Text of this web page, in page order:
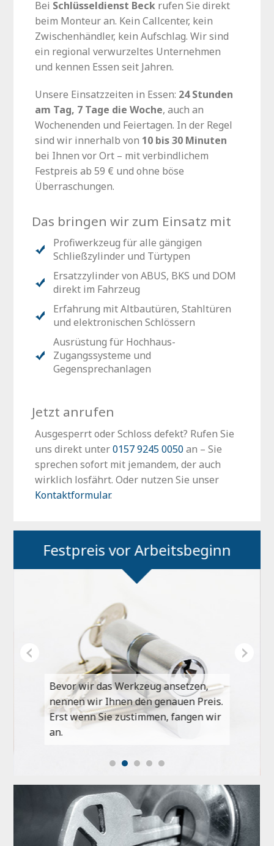
Bei Schlüsseldienst Beck rufen Sie direkt
beim Monteur an. Kein Callcenter, kein
Zwischenhändler, kein Aufschlag. Wir sind
ein regional verwurzeltes Unternehmen
und kennen Essen seit Jahren.
Unsere Einsatzzeiten in Essen: 24 Stunden
am Tag, 7 Tage die Woche, auch an
Wochenenden und Feiertagen. In der Regel
sind wir innerhalb von 10 bis 30 Minuten
bei Ihnen vor Ort – mit verbindlichem
Festpreis ab 59 € und ohne böse
Überraschungen.
Das bringen wir zum Einsatz mit
Profiwerkzeug für alle gängigen
Schließzylinder und Türtypen
Ersatzzylinder von ABUS, BKS und DOM
direkt im Fahrzeug
Erfahrung mit Altbautüren, Stahltüren
und elektronischen Schlössern
Ausrüstung für Hochhaus-
Zugangssysteme und
Gegensprechanlagen
Jetzt anrufen
Ausgesperrt oder Schloss defekt? Rufen Sie
uns direkt unter0157 9245 0050an – Sie
sprechen sofort mit jemandem, der auch
wirklich losfährt. Oder nutzen Sie unser
Kontaktformular.
Festpreis vor Arbeitsbeginn
Bevor wir das Werkzeug ansetzen,
nennen wir Ihnen den genauen Preis.
Erst wenn Sie zustimmen, fangen wir
an.